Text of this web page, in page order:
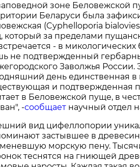
зоне Беловежской
Беларуси была
(Cyphelloporia
который за пределами
- в микологических
не подтвержденный
Заволжья России.
день единственная
и подтвержденная
в Беловежской пуще, в
-сообщает научный отдел
вид цифеллопории
застывшее в
морскую пену.
теснятся на гниющей